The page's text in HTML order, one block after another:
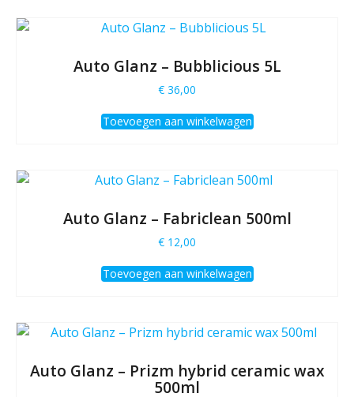
Auto Glanz – Bubblicious 5L
€ 36,00
Toevoegen aan winkelwagen
Auto Glanz – Fabriclean 500ml
€ 12,00
Toevoegen aan winkelwagen
Auto Glanz – Prizm hybrid ceramic wax
500ml